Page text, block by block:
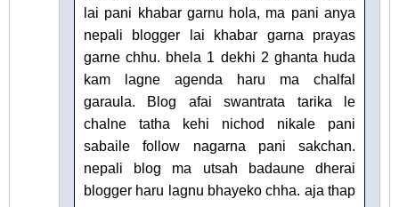
lai pani khabar garnu hola, ma pani anya
nepali blogger lai khabar garna prayas
garne chhu. bhela 1 dekhi 2 ghanta huda
kam lagne agenda haru ma chalfal
garaula. Blog afai swantrata tarika le
chalne tatha kehi nichod nikale pani
sabaile follow nagarna pani sakchan.
nepali blog ma utsah badaune dherai
blogger haru lagnu bhayeko chha. aja thap